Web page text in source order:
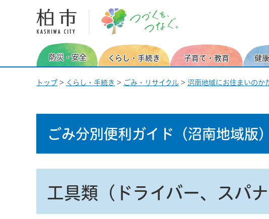
柏市 つづくを、つなぐ。
防災・安全 くらし・手続き 子育て・教育 健
トップ > くらし・手続き > ごみ・リサイクル > 沼南地域にお住まいのか
ごみ分別便利ガイド （沼南地域版）
工具類（ドライバー、スパナ